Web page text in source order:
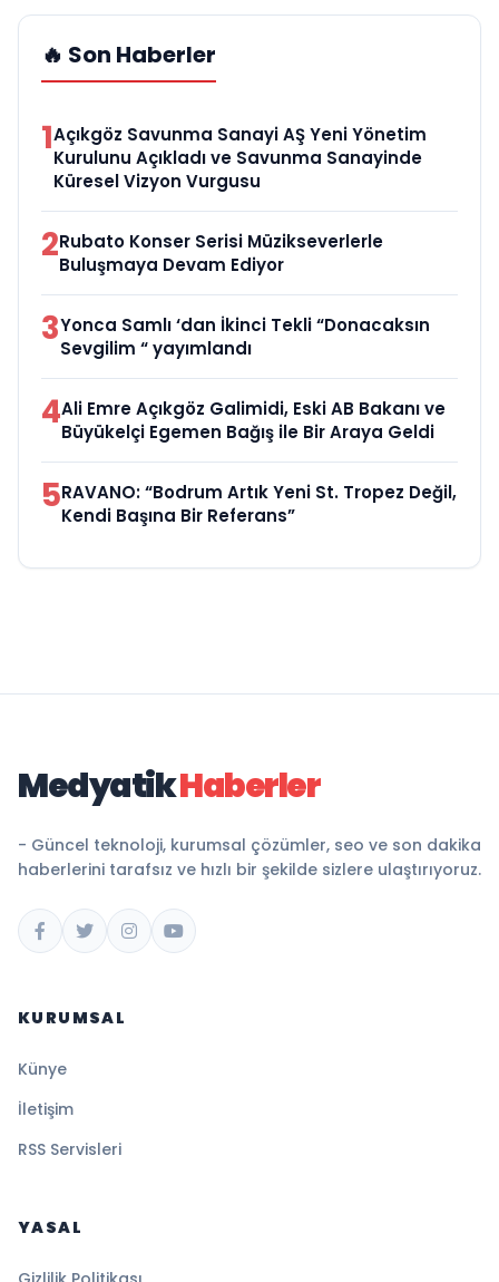
🔥 Son Haberler
1Açıkgöz Savunma Sanayi AŞ Yeni Yönetim
Kurulunu Açıkladı ve Savunma Sanayinde
Küresel Vizyon Vurgusu
2Rubato Konser Serisi Müzikseverlerle
Buluşmaya Devam Ediyor
3Yonca Samlı ‘dan İkinci Tekli “Donacaksın
Sevgilim “ yayımlandı
4Ali Emre Açıkgöz Galimidi, Eski AB Bakanı ve
Büyükelçi Egemen Bağış ile Bir Araya Geldi
5RAVANO: “Bodrum Artık Yeni St. Tropez Değil,
Kendi Başına Bir Referans”
MedyatikHaberler
- Güncel teknoloji, kurumsal çözümler, seo ve son dakika
haberlerini tarafsız ve hızlı bir şekilde sizlere ulaştırıyoruz.
KURUMSAL
Künye
İletişim
RSS Servisleri
YASAL